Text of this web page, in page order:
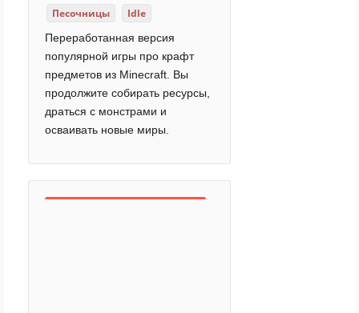
Песочницы
Idle
Переработанная версия
популярной игры про крафт
предметов из Minecraft. Вы
продолжите собирать ресурсы,
драться с монстрами и
осваивать новые миры.